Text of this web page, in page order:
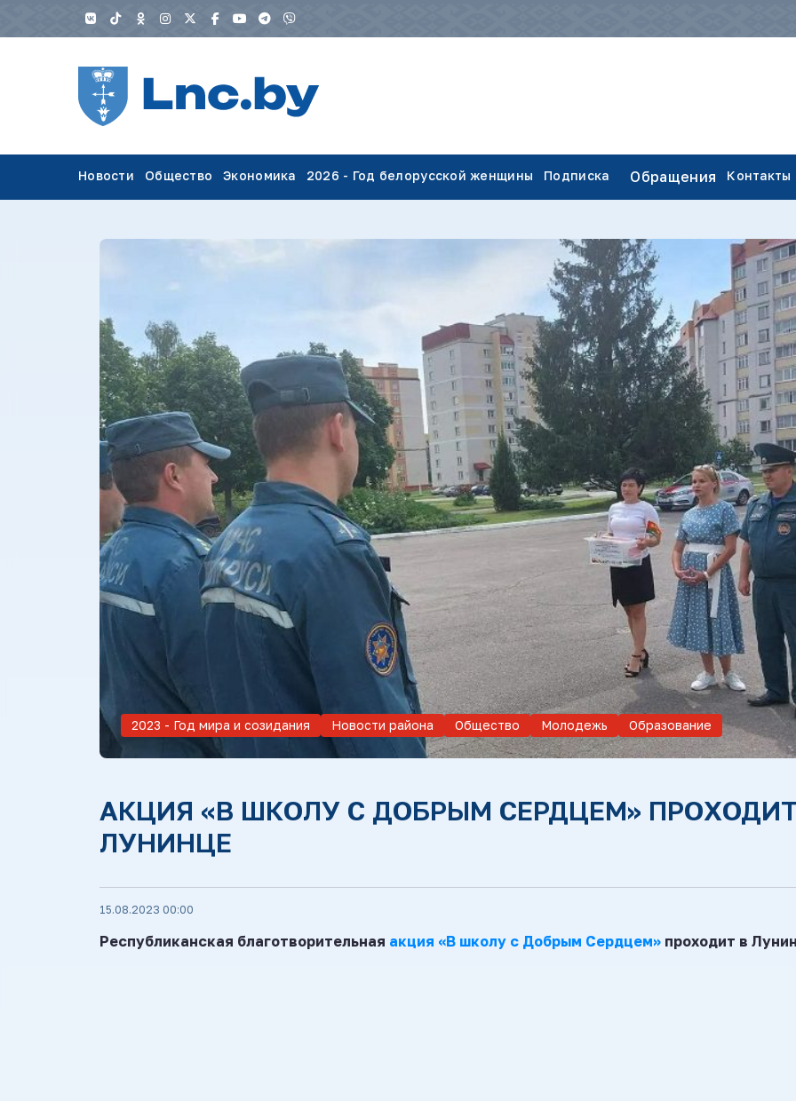
Новости Общество Экономика 2026 - Год белорусской женщины Подписка Обращения Контакты
2023 - Год мира и созидания Новости района Общество Молодежь Образование
АКЦИЯ «В ШКОЛУ С ДОБРЫМ СЕРДЦЕМ»
ЛУНИНЦЕ
15.08.2023 00:00
Республиканская благотворительная акция «В школу с Добрым Сердцем» проходит в